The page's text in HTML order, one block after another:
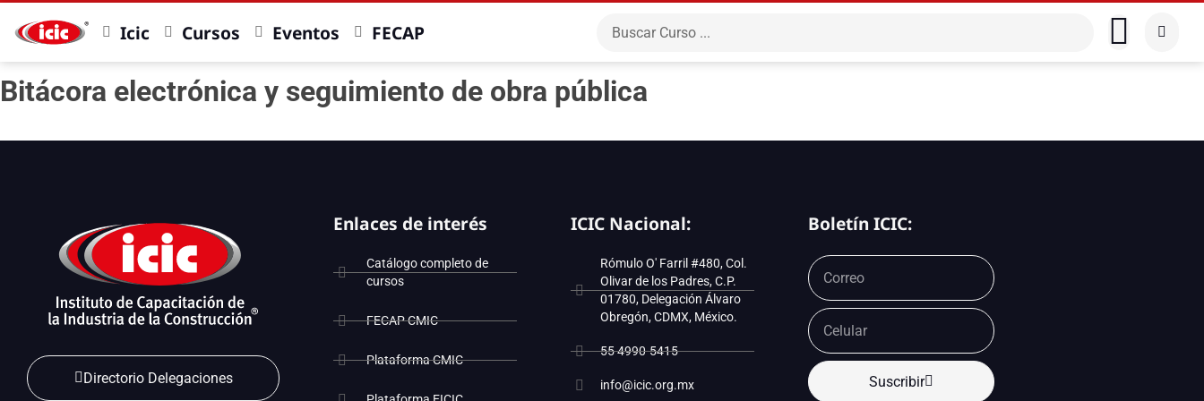
Icic Cursos Eventos FECAP
Bitácora electrónica y seguimiento de obra pública
Directorio Delegaciones
Enlaces de interés
Catálogo completo de
cursos
FECAP CMIC
Plataforma CMIC
ICIC Nacional:
Rómulo O' Farril #480, Col.
Olivar de los Padres, C.P.
01780, Delegación Álvaro
Obregón, CDMX, México.
55 4990-5415
info@icic.org.mx
Boletín ICIC:
Suscribir